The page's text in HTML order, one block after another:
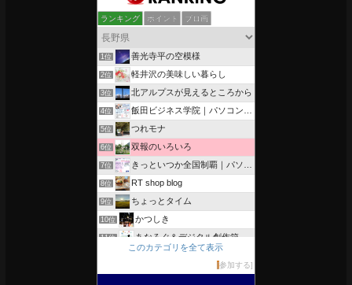
ランキング ポイント ブロ画
1位 善光寺平の空模様
2位 軽井沢の美味しい暮らし
3位 北アルプスが見えるところから
4位 飯田ビジネス学院｜パソコン、簿記、公共職業訓練と求職者支援
5位 つれモナ
6位 双報のいろいろ
7位 きっといつか全国制覇｜パソコン教室、簿記教室のスタッフブログ
8位 RT shop blog
9位 ちょっとタイム
10位 かつしき
11位 あなろぐ＆デジタル創作箱
軽井沢まったり生活 柴犬とともに
13位 がんばれ長野
このカテゴリを全て表示
参加する